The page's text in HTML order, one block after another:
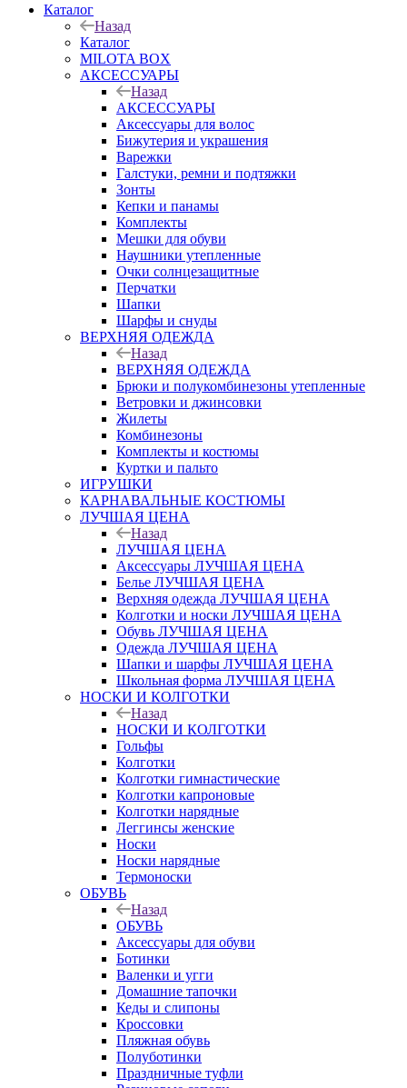
Каталог
Назад
Каталог
MILOTA BOX
АКСЕССУАРЫ
Назад
АКСЕССУАРЫ
Аксессуары для волос
Бижутерия и украшения
Варежки
Галстуки, ремни и подтяжки
Зонты
Кепки и панамы
Комплекты
Мешки для обуви
Наушники утепленные
Очки солнцезащитные
Перчатки
Шапки
Шарфы и снуды
ВЕРХНЯЯ ОДЕЖДА
Назад
ВЕРХНЯЯ ОДЕЖДА
Брюки и полукомбинезоны утепленные
Ветровки и джинсовки
Жилеты
Комбинезоны
Комплекты и костюмы
Куртки и пальто
ИГРУШКИ
КАРНАВАЛЬНЫЕ КОСТЮМЫ
ЛУЧШАЯ ЦЕНА
Назад
ЛУЧШАЯ ЦЕНА
Аксессуары ЛУЧШАЯ ЦЕНА
Белье ЛУЧШАЯ ЦЕНА
Верхняя одежда ЛУЧШАЯ ЦЕНА
Колготки и носки ЛУЧШАЯ ЦЕНА
Обувь ЛУЧШАЯ ЦЕНА
Одежда ЛУЧШАЯ ЦЕНА
Шапки и шарфы ЛУЧШАЯ ЦЕНА
Школьная форма ЛУЧШАЯ ЦЕНА
НОСКИ И КОЛГОТКИ
Назад
НОСКИ И КОЛГОТКИ
Гольфы
Колготки
Колготки гимнастические
Колготки капроновые
Колготки нарядные
Леггинсы женские
Носки
Носки нарядные
Термоноски
ОБУВЬ
Назад
ОБУВЬ
Аксессуары для обуви
Ботинки
Валенки и угги
Домашние тапочки
Кеды и слипоны
Кроссовки
Пляжная обувь
Полуботинки
Праздничные туфли